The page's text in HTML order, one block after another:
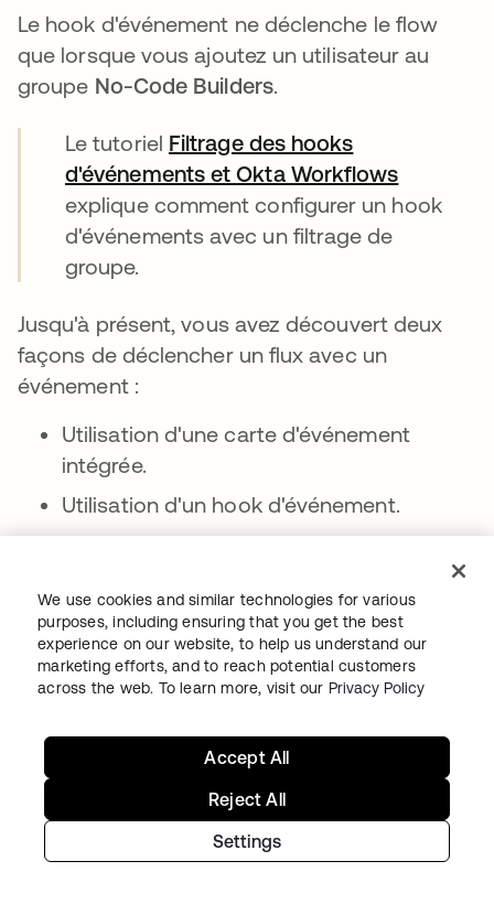
Le hook d'événement ne déclenche le flow
que lorsque vous ajoutez un utilisateur au
groupe No-Code Builders.
Le tutoriel Filtrage des hooks
d'événements et Okta Workflows
explique comment configurer un hook
d'événements avec un filtrage de
groupe.
Jusqu'à présent, vous avez découvert deux
façons de déclencher un flux avec un
événement :
Utilisation d'une carte d'événement
intégrée.
Utilisation d'un hook d'événement.
lorsque des événements se produisent dans
un service tiers à l'aide de webhooks.
Okta appelle les webhooks des event
Utiliser des webhooks pour les services
De nombreux services prennent en charge les
We use cookies and similar technologies for various
purposes, including ensuring that you get the best
experience on our website, to help us understand our
marketing efforts, and to reach potential customers
across the web. To learn more, visit our Privacy Policy
Settings
Reject All
Accept All